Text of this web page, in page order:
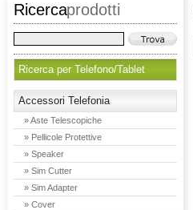
Ricercaprodotti
Ricerca per Telefono/Tablet
Accessori Telefonia
» Aste Telescopiche
» Pellicole Protettive
» Speaker
» Sim Cutter
» Sim Adapter
» Cover